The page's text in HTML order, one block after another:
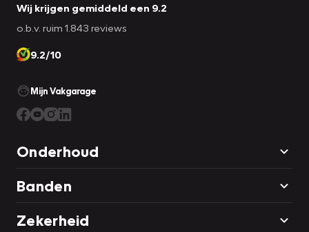
Wij krijgen gemiddeld een 9.2
o.b.v. ruim 1.843 reviews
9.2/10
Mijn Vakgarage
Onderhoud
Banden
Zekerheid